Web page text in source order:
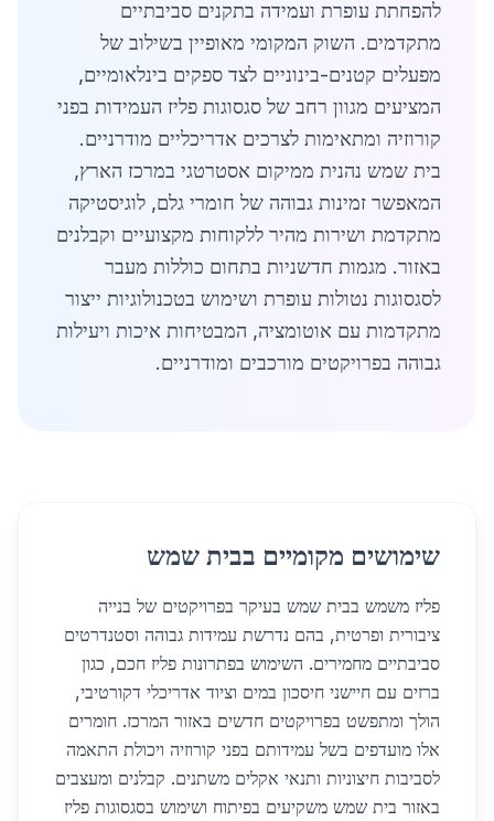
להפחתת עופרת ועמידה בתקנים סביבתיים
מתקדמים. השוק המקומי מאופיין בשילוב של
מפעלים קטנים-בינוניים לצד ספקים בינלאומיים,
המציעים מגוון רחב של סגסוגות פליז העמידות בפני
קורוזיה ומתאימות לצרכים אדריכליים מודרניים.
בית שמש נהנית ממיקום אסטרטגי במרכז הארץ,
המאפשר זמינות גבוהה של חומרי גלם, לוגיסטיקה
מתקדמת ושירות מהיר ללקוחות מקצועיים וקבלנים
באזור. מגמות חדשניות בתחום כוללות מעבר
לסגסוגות נטולות עופרת ושימוש בטכנולוגיות ייצור
מתקדמות עם אוטומציה, המבטיחות איכות ויעילות
גבוהה בפרויקטים מורכבים ומודרניים.
שימושים מקומיים בבית שמש
פליז משמש בבית שמש בעיקר בפרויקטים של בנייה
ציבורית ופרטית, בהם נדרשת עמידות גבוהה וסטנדרטים
סביבתיים מחמירים. השימוש בפתרונות פליז חכם, כגון
ברזים עם חיישני חיסכון במים וציוד אדריכלי דקורטיבי,
הולך ומתפשט בפרויקטים חדשים באזור המרכז. חומרים
אלו מועדפים בשל עמידותם בפני קורוזיה ויכולת התאמה
לסביבות חיצוניות ותנאי אקלים משתנים. קבלנים ומעצבים
באזור בית שמש משקיעים בפיתוח ושימוש בסגסוגות פליז